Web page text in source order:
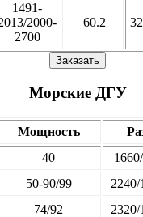
1491-
2000-
2700
60.2
Заказать
Морские ДГУ
Мощность
40
50-90/99 2240/
74/92 2320/